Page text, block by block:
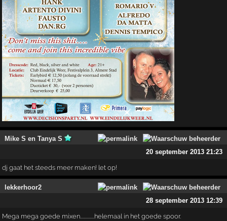
Mike S en Tanya S
20 september 2013 21:23
dj gaat het steeds meer maken! let op!
lekkerhoor2
28 september 2013 12:39
Mega mega goede mixen..............helemaal in het goede spoor.